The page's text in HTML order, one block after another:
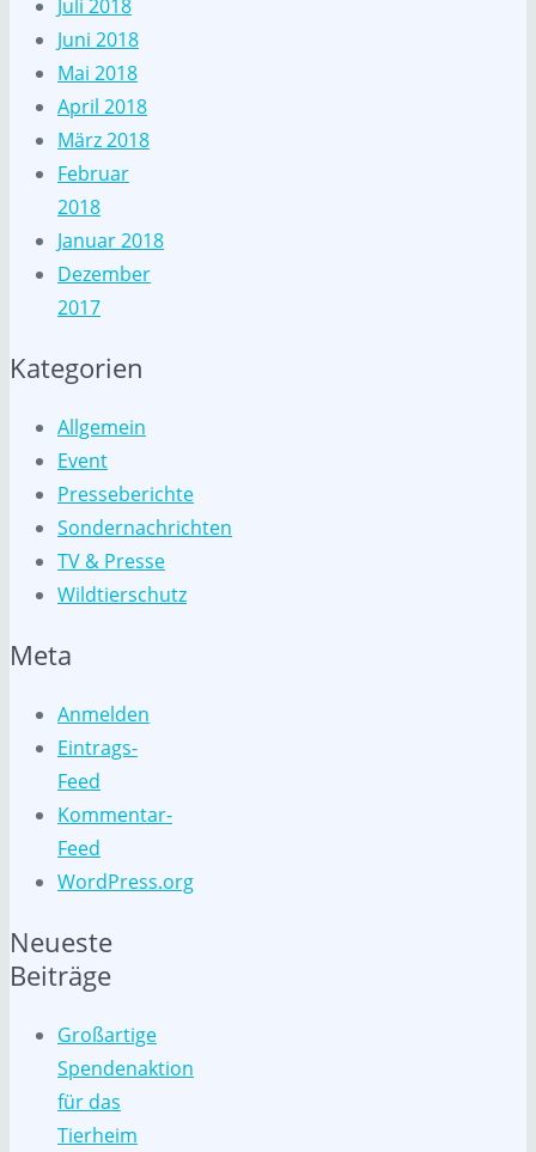
Juli 2018
Juni 2018
Mai 2018
April 2018
März 2018
Februar
2018
Januar 2018
Dezember
2017
Kategorien
Allgemein
Event
Presseberichte
Sondernachrichten
TV & Presse
Wildtierschutz
Meta
Anmelden
Eintrags-
Feed
Kommentar-
Feed
WordPress.org
Neueste
Beiträge
Großartige
Spendenaktion
für das
Tierheim